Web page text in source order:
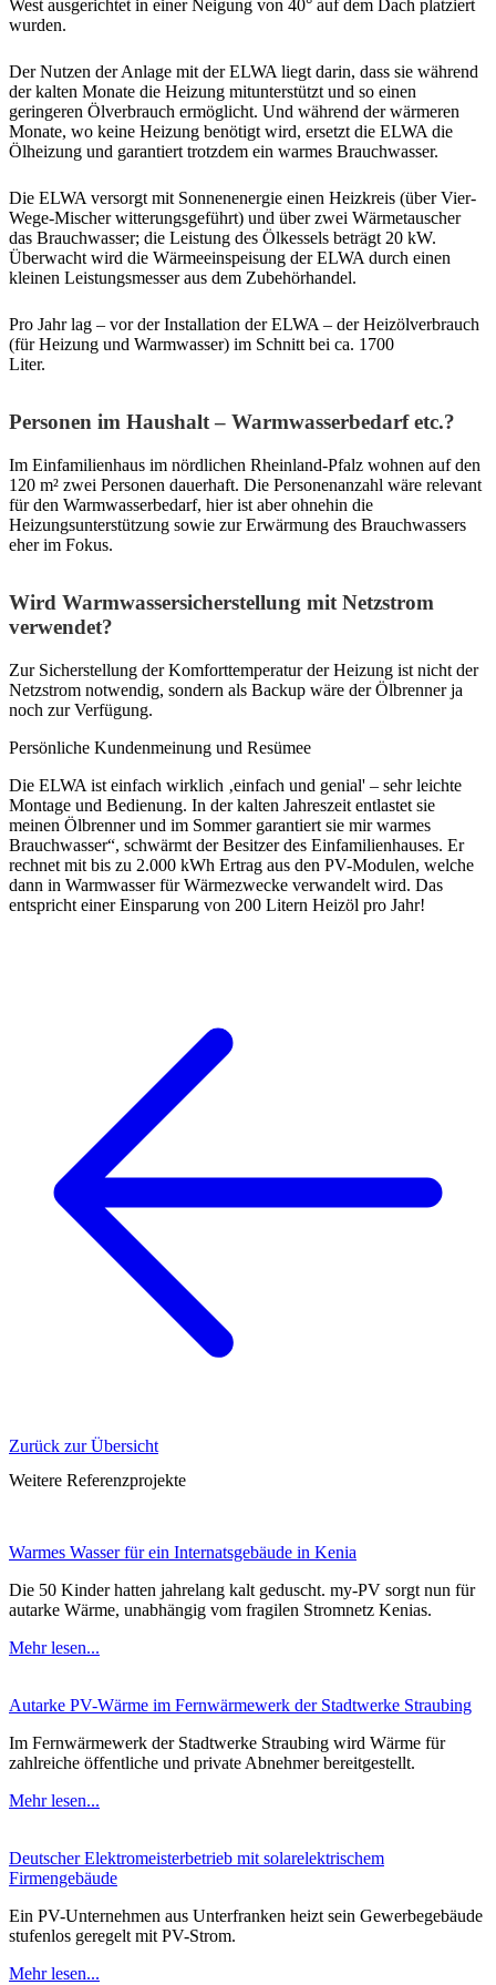
West ausgerichtet in einer Neigung von 40° auf dem Dach platziert
wurden.
Der Nutzen der Anlage mit der ELWA liegt darin, dass sie während
der kalten Monate die Heizung mitunterstützt und so einen
geringeren Ölverbrauch ermöglicht. Und während der wärmeren
Monate, wo keine Heizung benötigt wird, ersetzt die ELWA die
Ölheizung und garantiert trotzdem ein warmes Brauchwasser.
Die ELWA versorgt mit Sonnenenergie einen Heizkreis (über Vier-
Wege-Mischer witterungsgeführt) und über zwei Wärmetauscher
das Brauchwasser; die Leistung des Ölkessels beträgt 20 kW.
Überwacht wird die Wärmeeinspeisung der ELWA durch einen
kleinen Leistungsmesser aus dem Zubehörhandel.
Pro Jahr lag – vor der Installation der ELWA – der Heizölverbrauch
(für Heizung und Warmwasser) im Schnitt bei ca. 1700
Liter.
Personen im Haushalt – Warmwasserbedarf etc.?
Im Einfamilienhaus im nördlichen Rheinland-Pfalz wohnen auf den
120 m² zwei Personen dauerhaft. Die Personenanzahl wäre relevant
für den Warmwasserbedarf, hier ist aber ohnehin die
Heizungsunterstützung sowie zur Erwärmung des Brauchwassers
eher im Fokus.
Wird Warmwassersicherstellung mit Netzstrom
verwendet?
Zur Sicherstellung der Komforttemperatur der Heizung ist nicht der
Netzstrom notwendig, sondern als Backup wäre der Ölbrenner ja
noch zur Verfügung.
Persönliche Kundenmeinung und Resümee
Die ELWA ist einfach wirklich ‚einfach und genial' – sehr leichte
Montage und Bedienung. In der kalten Jahreszeit entlastet sie
meinen Ölbrenner und im Sommer garantiert sie mir warmes
Brauchwasser“, schwärmt der Besitzer des Einfamilienhauses. Er
rechnet mit bis zu 2.000 kWh Ertrag aus den PV-Modulen, welche
dann in Warmwasser für Wärmezwecke verwandelt wird. Das
entspricht einer Einsparung von 200 Litern Heizöl pro Jahr!
Zurück zur Übersicht
Weitere Referenzprojekte
Warmes Wasser für ein Internatsgebäude in Kenia
Die 50 Kinder hatten jahrelang kalt geduscht. my-PV sorgt nun für
autarke Wärme, unabhängig vom fragilen Stromnetz Kenias.
Mehr lesen...
Autarke PV-Wärme im Fernwärmewerk der Stadtwerke Straubing
Im Fernwärmewerk der Stadtwerke Straubing wird Wärme für
zahlreiche öffentliche und private Abnehmer bereitgestellt.
Mehr lesen...
Deutscher Elektromeisterbetrieb mit solarelektrischem
Firmengebäude
Ein PV-Unternehmen aus Unterfranken heizt sein Gewerbegebäude
stufenlos geregelt mit PV-Strom.
Mehr lesen...